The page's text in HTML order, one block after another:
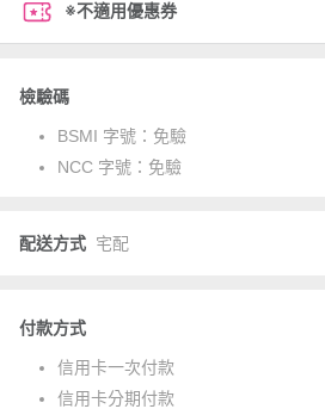
※不適用優惠券
檢驗碼
BSMI 字號： 免驗
NCC 字號： 免驗
配送方式 宅配
付款方式
信用卡一次付款
信用卡分期付款